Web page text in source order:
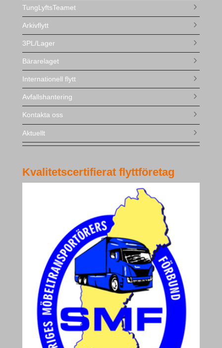
TungLyftsTeamet
Arkivflytt
3PL/Lager
Bärarelaget
Internationell flytt
Avfallshantering
Kontakta oss
Aktuellt
Kvalitetscertifierat flyttföretag